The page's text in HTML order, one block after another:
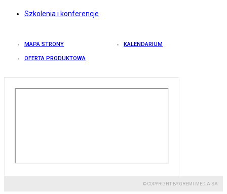
Szkolenia i konferencje
MAPA STRONY KALENDARIUM
OFERTA PRODUKTOWA
© COPYRIGHT BY GREMI MEDIA SA